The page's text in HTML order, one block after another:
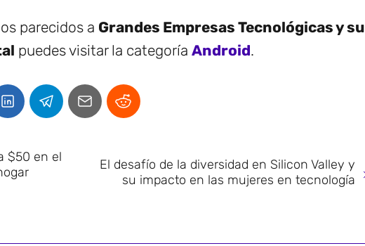
parecidos a Grandes Empresas Tecnológicas y su
puedes visitar la categoría Android.
$50 en el
El desafío de la diversidad en Silicon Valley y
su impacto en las mujeres en tecnología